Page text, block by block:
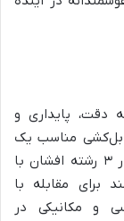
دقت، پایداری و
مناسب یک
تصمیم حیاتی و استراتژیک است. کابل شیلددار ۳ رشته افشان با
برای مقابله با
و مکانیکی در